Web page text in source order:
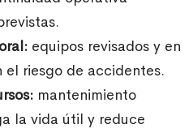
equipos revisados y en
el riesgo de accidentes.
mantenimiento
la vida útil y reduce